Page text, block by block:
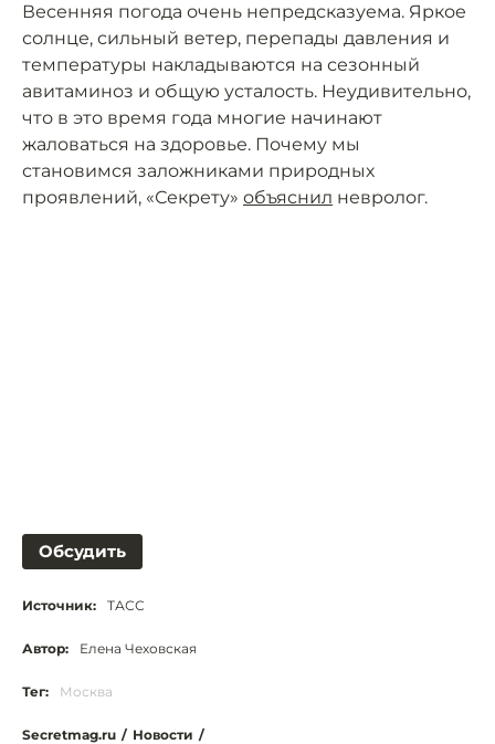
Весенняя погода очень непредсказуема. Яркое
солнце, сильный ветер, перепады давления и
температуры накладываются на сезонный
авитаминоз и общую усталость. Неудивительно,
что в это время года многие начинают
жаловаться на здоровье. Почему мы
становимся заложниками природных
проявлений, «Секрету» объяснил невролог.
Обсудить
Источник: ТАСС
Автор: Елена Чеховская
Тег: Москва
Secretmag.ru / Новости /